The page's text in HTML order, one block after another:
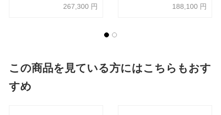
267,300 円 188,100 円
この商品を見ている方にはこちらもおす
すめ